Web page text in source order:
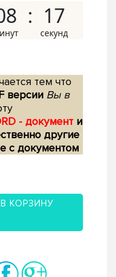
16
тем что
версии Вы в
- документ и
другие
с документом
КОРЗИНУ